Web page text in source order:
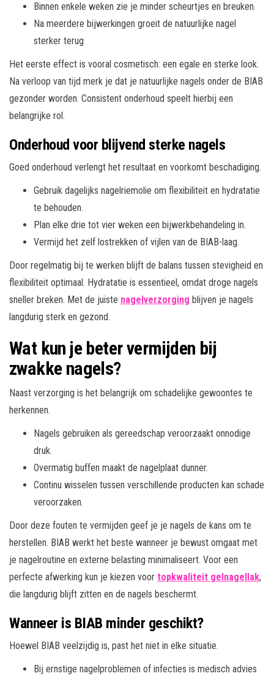
Binnen enkele weken zie je minder scheurtjes en breuken.
Na meerdere bijwerkingen groeit de natuurlijke nagel
sterker terug
Het eerste effect is vooral cosmetisch: een egale en sterke look.
Na verloop van tijd merk je dat je natuurlijke nagels onder de BIAB
gezonder worden. Consistent onderhoud speelt hierbij een
belangrijke rol.
Onderhoud voor blijvend sterke nagels
Goed onderhoud verlengt het resultaat en voorkomt beschadiging.
Gebruik dagelijks nagelriemolie om flexibiliteit en hydratatie
te behouden.
Plan elke drie tot vier weken een bijwerkbehandeling in.
Vermijd het zelf lostrekken of vijlen van de BIAB-laag.
Door regelmatig bij te werken blijft de balans tussen stevigheid en
flexibiliteit optimaal. Hydratatie is essentieel, omdat droge nagels
sneller breken. Met de juiste nagelverzorging blijven je nagels
langdurig sterk en gezond.
Wat kun je beter vermijden bij
zwakke nagels?
Naast verzorging is het belangrijk om schadelijke gewoontes te
herkennen.
Nagels gebruiken als gereedschap veroorzaakt onnodige
druk.
Overmatig buffen maakt de nagelplaat dunner.
Continu wisselen tussen verschillende producten kan schade
veroorzaken.
Door deze fouten te vermijden geef je je nagels de kans om te
herstellen. BIAB werkt het beste wanneer je bewust omgaat met
je nagelroutine en externe belasting minimaliseert. Voor een
perfecte afwerking kun je kiezen voor topkwaliteit gelnagellak,
die langdurig blijft zitten en de nagels beschermt.
Wanneer is BIAB minder geschikt?
Hoewel BIAB veelzijdig is, past het niet in elke situatie.
Bij ernstige nagelproblemen of infecties is medisch advies